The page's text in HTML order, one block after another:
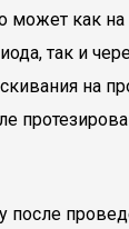
может как на
так и
на
после